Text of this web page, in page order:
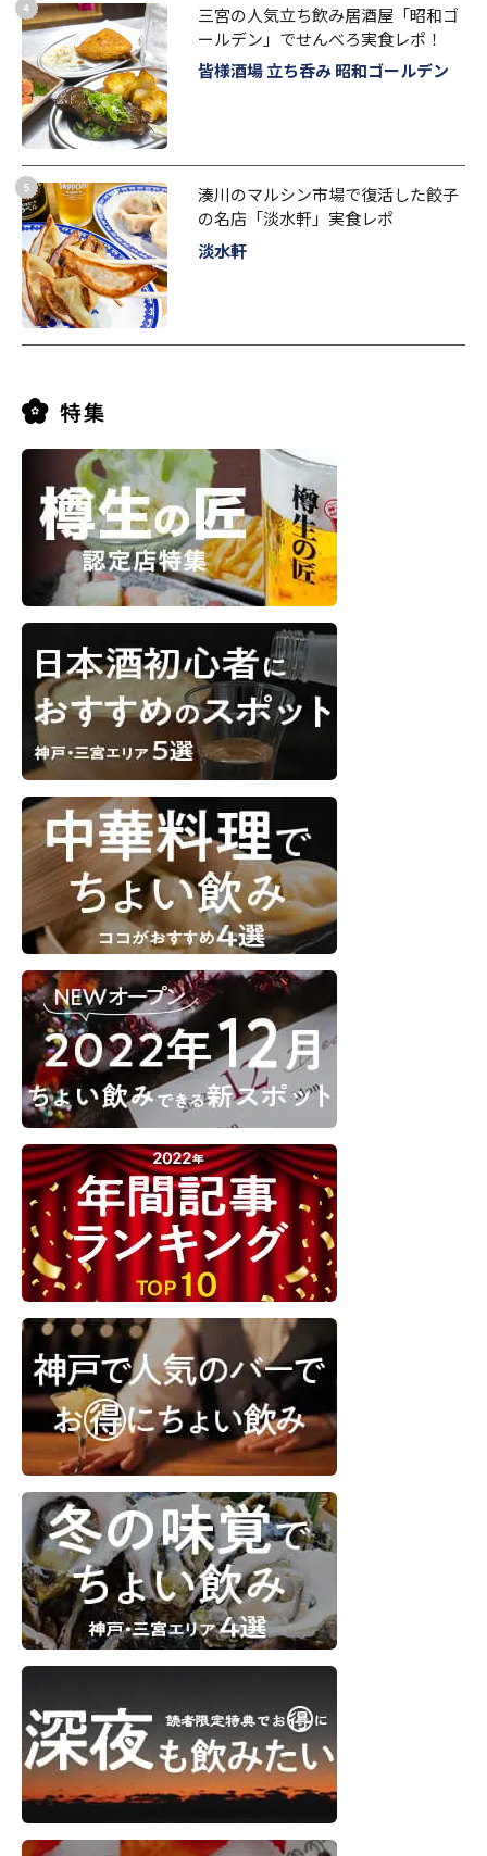
三宮の人気立ち飲み居酒屋「昭和ゴ
ールデン」でせんべろ実食レポ！
皆様酒場 立ち呑み 昭和ゴールデン
湊川のマルシン市場で復活した餃子
の名店「淡水軒」実食レポ
淡水軒